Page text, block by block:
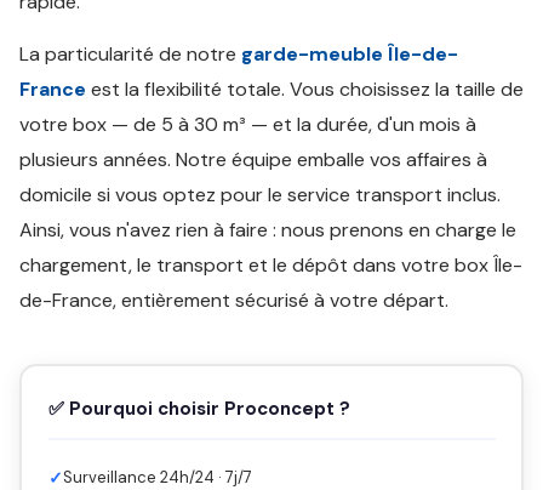
La particularité de notre garde-meuble Île-de-
France est la flexibilité totale. Vous choisissez la taille de
votre box — de 5 à 30 m³ — et la durée, d'un mois à
plusieurs années. Notre équipe emballe vos affaires à
domicile si vous optez pour le service transport inclus.
Ainsi, vous n'avez rien à faire : nous prenons en charge le
chargement, le transport et le dépôt dans votre box Île-
de-France, entièrement sécurisé à votre départ.
✅ Pourquoi choisir Proconcept ?
✓Surveillance 24h/24 · 7j/7